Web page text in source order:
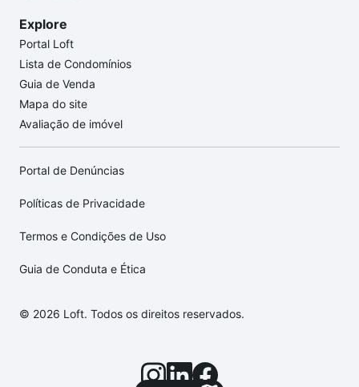
Explore
Portal Loft
Lista de Condomínios
Guia de Venda
Mapa do site
Avaliação de imóvel
Portal de Denúncias
Políticas de Privacidade
Termos e Condições de Uso
Guia de Conduta e Ética
© 2026 Loft. Todos os direitos reservados.